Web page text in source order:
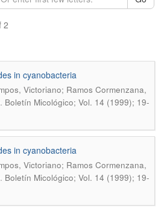
2
in cyanobacteria
Victoriano; Ramos Cormenzana,
. Boletín Micológico; Vol. 14 (1999); 19-
in cyanobacteria
Victoriano; Ramos Cormenzana,
. Boletín Micológico; Vol. 14 (1999); 19-